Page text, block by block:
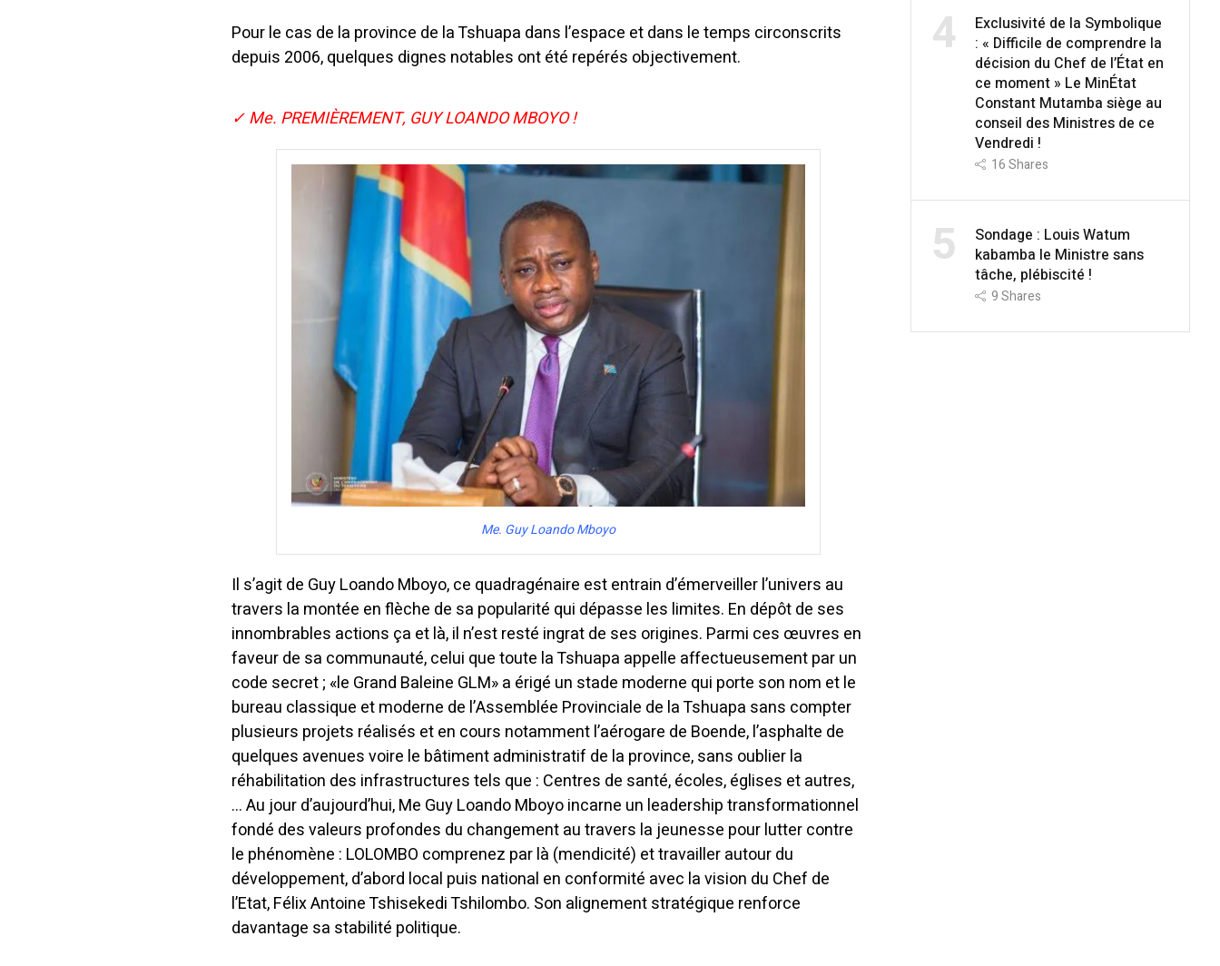
Pour le cas de la province de la Tshuapa dans l’espace et dans le temps circonscrits
depuis 2006, quelques dignes notables ont été repérés objectivement.
✓ Me. PREMIÈREMENT, GUY LOANDO MBOYO !
Me. Guy Loando Mboyo
Il s’agit de Guy Loando Mboyo, ce quadragénaire est entrain d’émerveiller l’univers au
travers la montée en flèche de sa popularité qui dépasse les limites. En dépôt de ses
innombrables actions ça et là, il n’est resté ingrat de ses origines. Parmi ces œuvres en
faveur de sa communauté, celui que toute la Tshuapa appelle affectueusement par un
code secret ; «le Grand Baleine GLM» a érigé un stade moderne qui porte son nom et le
bureau classique et moderne de l’Assemblée Provinciale de la Tshuapa sans compter
plusieurs projets réalisés et en cours notamment l’aérogare de Boende, l’asphalte de
quelques avenues voire le bâtiment administratif de la province, sans oublier la
réhabilitation des infrastructures tels que : Centres de santé, écoles, églises et autres,
… Au jour d’aujourd’hui, Me Guy Loando Mboyo incarne un leadership transformationnel
fondé des valeurs profondes du changement au travers la jeunesse pour lutter contre
le phénomène : LOLOMBO comprenez par là (mendicité) et travailler autour du
développement, d’abord local puis national en conformité avec la vision du Chef de
l’Etat, Félix Antoine Tshisekedi Tshilombo. Son alignement stratégique renforce
davantage sa stabilité politique.
4
Exclusivité de la Symbolique
: « Difficile de comprendre la
décision du Chef de l’État en
ce moment » Le MinÉtat
Constant Mutamba siège au
conseil des Ministres de ce
Vendredi !
16Shares
5
Sondage : Louis Watum
kabamba le Ministre sans
tâche, plébiscité !
9Shares